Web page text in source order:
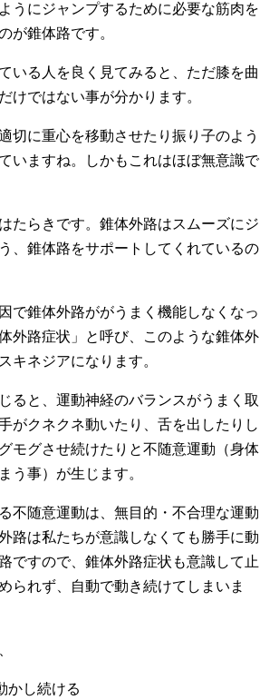
うにジャンプするために必要な筋肉を
が錐体路です。
いる人を良く見てみると、ただ膝を曲
けではない事が分かります。
切に重心を移動させたり振り子のよう
いますね。しかもこれはほぼ無意識で
たらきです。錐体外路はスムーズにジ
、錐体路をサポートしてくれているの
で錐体外路ががうまく機能しなくなっ
外路症状」と呼び、このような錐体外
キネジアになります。
ると、運動神経のバランスがうまく取
がクネクネ動いたり、舌を出したりし
モグさせ続けたりと不随意運動（身体
う事）が生じます。
不随意運動は、無目的・不合理な運動
路は私たちが意識しなくても勝手に動
ですので、錐体外路症状も意識して止
られず、自動で動き続けてしまいま
かし続ける